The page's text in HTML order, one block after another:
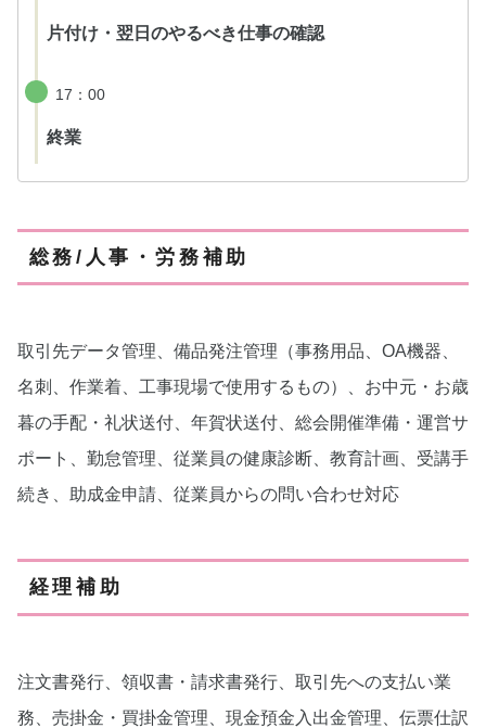
片付け・翌日のやるべき仕事の確認
17：00
終業
総務/人事・労務補助
取引先データ管理、備品発注管理（事務用品、OA機器、
名刺、作業着、工事現場で使用するもの）、お中元・お歳
暮の手配・礼状送付、年賀状送付、総会開催準備・運営サ
ポート、勤怠管理、従業員の健康診断、教育計画、受講手
続き、助成金申請、従業員からの問い合わせ対応
経理補助
注文書発行、領収書・請求書発行、取引先への支払い業
務、売掛金・買掛金管理、現金預金入出金管理、伝票仕訳